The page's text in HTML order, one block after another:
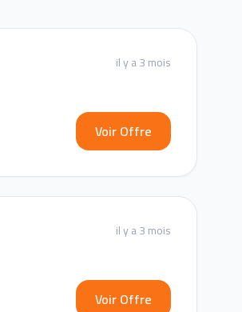
il y a 3 mois
Voir Offre
il y a 3 mois
Voir Offre